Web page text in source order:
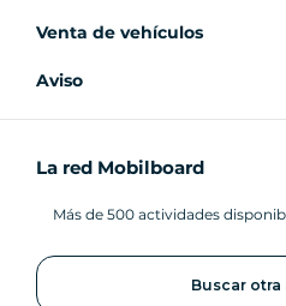
Venta de vehículos
Aviso
La red Mobilboard
Más de 500 actividades
Buscar otra